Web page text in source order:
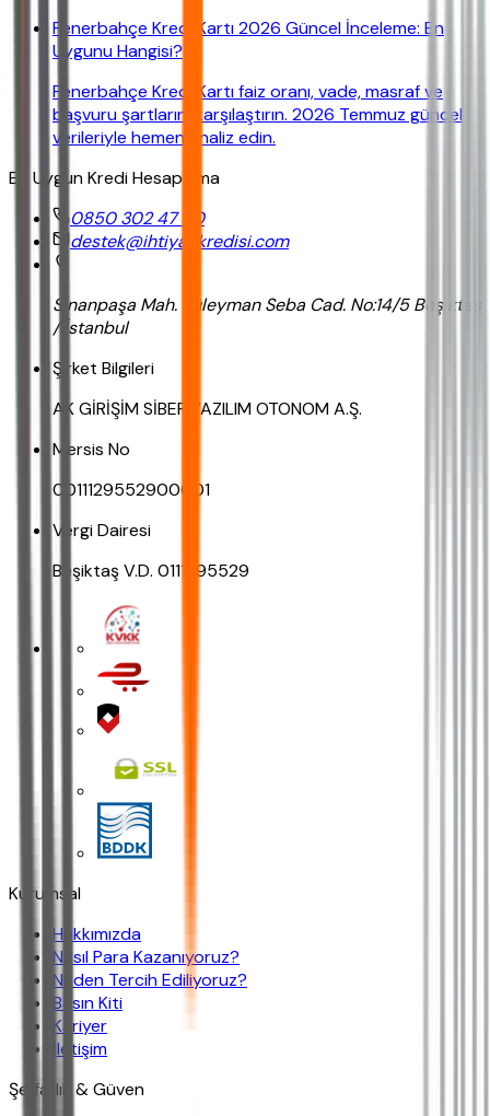
Fenerbahçe Kredi Kartı 2026 Güncel İnceleme: En
Uygunu Hangisi?
Fenerbahçe Kredi Kartı faiz oranı, vade, masraf ve
başvuru şartlarını karşılaştırın. 2026 Temmuz güncel
verileriyle hemen analiz edin.
En Uygun Kredi Hesaplama
0850 302 47 90
destek@ihtiyackredisi.com
Sinanpaşa Mah. Süleyman Seba Cad. No:14/5 Beşiktaş
/ İstanbul
Şirket Bilgileri
AK GİRİŞİM SİBER YAZILIM OTONOM A.Ş.
Mersis No
0011129552900001
Vergi Dairesi
Beşiktaş V.D. 0111295529
Kurumsal
Hakkımızda
Nasıl Para Kazanıyoruz?
Neden Tercih Ediliyoruz?
Basın Kiti
Kariyer
İletişim
Şeffaflık & Güven